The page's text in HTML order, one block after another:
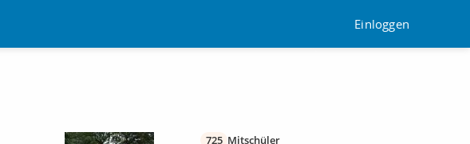
Einloggen
725 Mitschüler